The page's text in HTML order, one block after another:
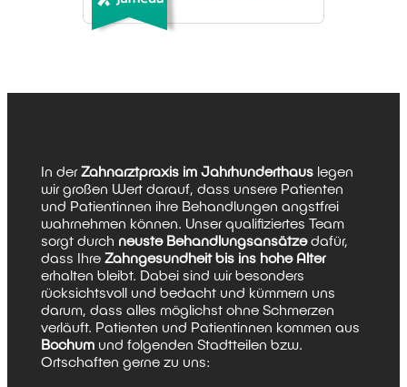
In derZahnarztpraxis im Jahrhunderthauslegen
wir großen Wert darauf, dass unsere Patienten
und Patientinnen ihre Behandlungen angstfrei
wahrnehmen können. Unser qualifiziertes Team
sorgt durch neuste Behandlungsansätzedafür,
dass Ihre Zahngesundheit bis ins hohe Alter
erhalten bleibt. Dabei sind wir besonders
rücksichtsvoll und bedacht und kümmern uns
darum, dass alles möglichst ohne Schmerzen
verläuft. Patienten und Patientinnen kommen aus
Bochumund folgenden Stadtteilen bzw.
Ortschaften gerne zu uns: